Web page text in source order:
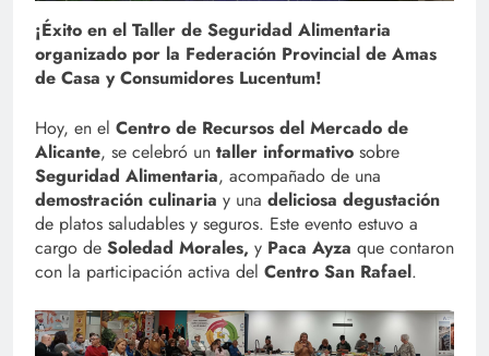
¡Éxito en el Taller de Seguridad Alimentaria
organizado por la Federación Provincial de Amas
de Casa y Consumidores Lucentum!
Hoy, en el Centro de Recursos del Mercado de
Alicante, se celebró un taller informativo sobre
Seguridad Alimentaria, acompañado de una
demostración culinaria y una deliciosa degustación
de platos saludables y seguros. Este evento estuvo a
cargo de Soledad Morales, y Paca Ayza que contaron
con la participación activa del Centro San Rafael.